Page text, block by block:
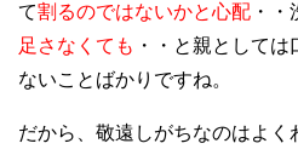
て割るのではないかと心配 ・
足さなくても ・・と親として
ないことばかりですね。
だから、敬遠しがちなのはよく